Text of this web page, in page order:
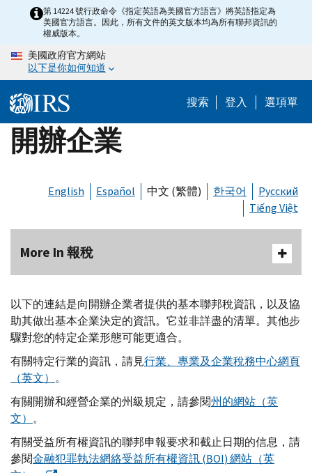
content
第 14224 號行政命令《指定英語為美國官方語言》將英語指定為
美國官方語言。因此，所有文件的英文版本均為所有聯邦資訊的
權威版本。
美國政府官方網站
以下是你如何知道
搜索 登入 選項單
開辦企業
English Español 中文 (繁體) 한국어
Русский
Tiếng Việt
More In 報稅
以下的連結是向開辦企業者提供的基本聯邦稅資訊，以及協
助其做出基本企業決定的資訊。它並非詳盡的清單。其他步
驟對您的特定企業形態可能更適合。
有關特定行業的資訊，請見行業、專業及企業稅務中心網頁
（英文） 。
有關開辦和經營企業的州級規定，請參閱州的網站（英
文） 。
有關受益所有權資訊的聯邦申報要求和截止日期的信息，請
參閱金融犯罪執法網絡受益所有權資訊 (BOI) 網站（英